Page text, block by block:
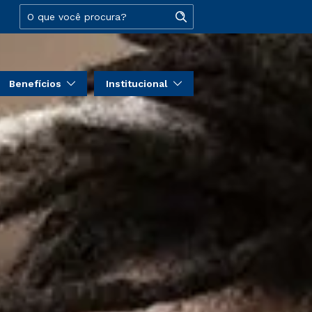
Benefícios Institucional